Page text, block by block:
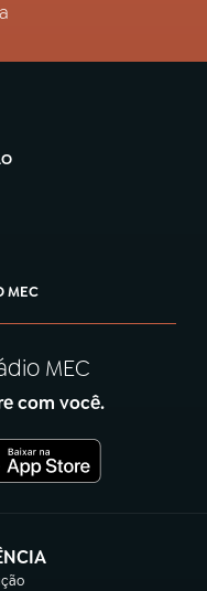
MEC
MEC
com você.
em nova aba)